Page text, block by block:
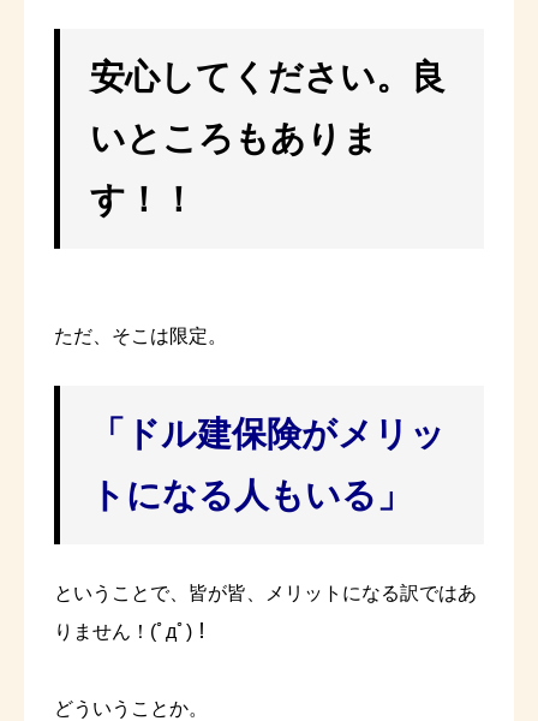
安心してください。良
いところもありま
す！！
ただ、そこは限定。
「ドル建保険がメリッ
トになる人もいる」
ということで、皆が皆、メリットになる訳ではあ
りません！(ﾟдﾟ)！
どういうことか。